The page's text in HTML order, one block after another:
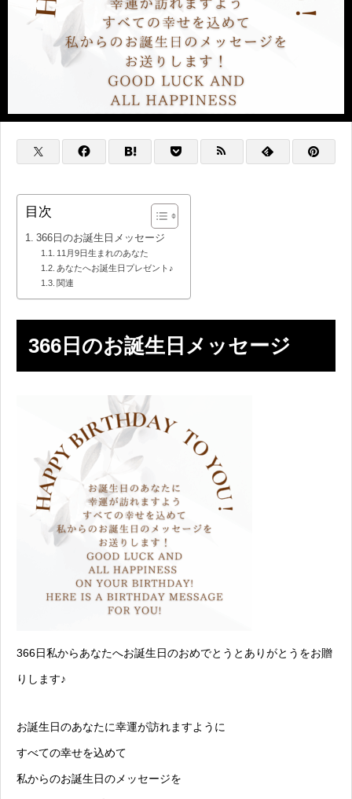
目次
366日のお誕生日メッセージ
11月9日生まれのあなた
あなたへお誕生日プレゼント♪
関連
366日のお誕生日メッセージ
366日私からあなたへお誕生日のおめでとうとありがとうをお贈
りします♪
お誕生日のあなたに幸運が訪れますように
すべての幸せを込めて
私からのお誕生日のメッセージを